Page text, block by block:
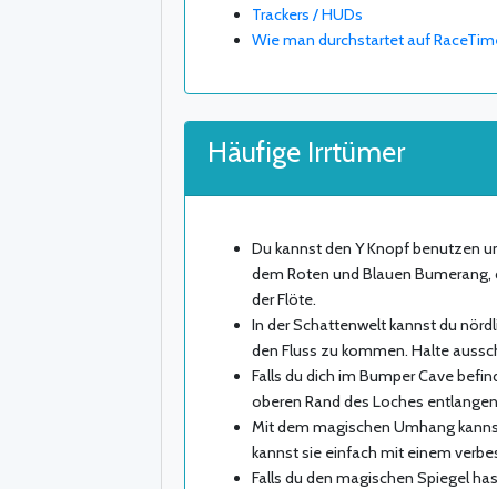
Trackers / HUDs
Wie man durchstartet auf
Häufige Irrtümer
Du kannst den Y Knopf benutzen
dem Roten und Blauen
der Flöte.
In der Schattenwelt kannst du
den Fluss zu kommen. Halte
Falls du dich im Bumper Cave
oberen Rand des Loches
Mit dem magischen Umhang
kannst sie einfach mit einem
Falls du den magischen Spiegel